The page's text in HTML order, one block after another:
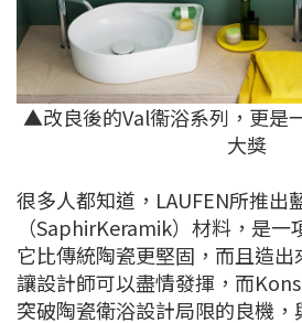
▲改良後的Val衞浴系列，更是
大獎
很多人都知道，LAUFEN所推出
（SaphirKeramik）材料，是
它比傳統陶瓷更堅固，而且造出
讓設計師可以盡情發揮，而
突破陶瓷衛浴設計局限的良機，